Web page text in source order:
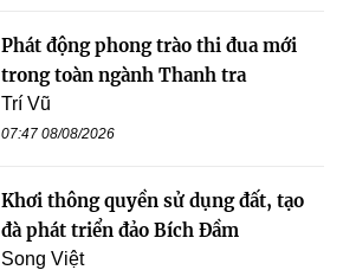
Phát động phong trào thi đua mới
trong toàn ngành Thanh tra
Trí Vũ
07:47 08/08/2026
Khơi thông quyền sử dụng đất, tạo
đà phát triển đảo Bích Đầm
Song Việt